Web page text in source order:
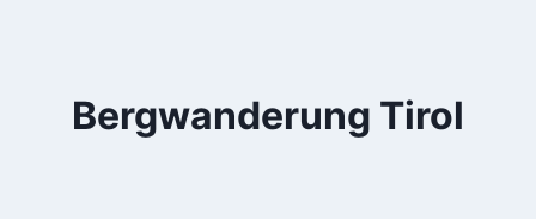
Bergwanderung Tirol